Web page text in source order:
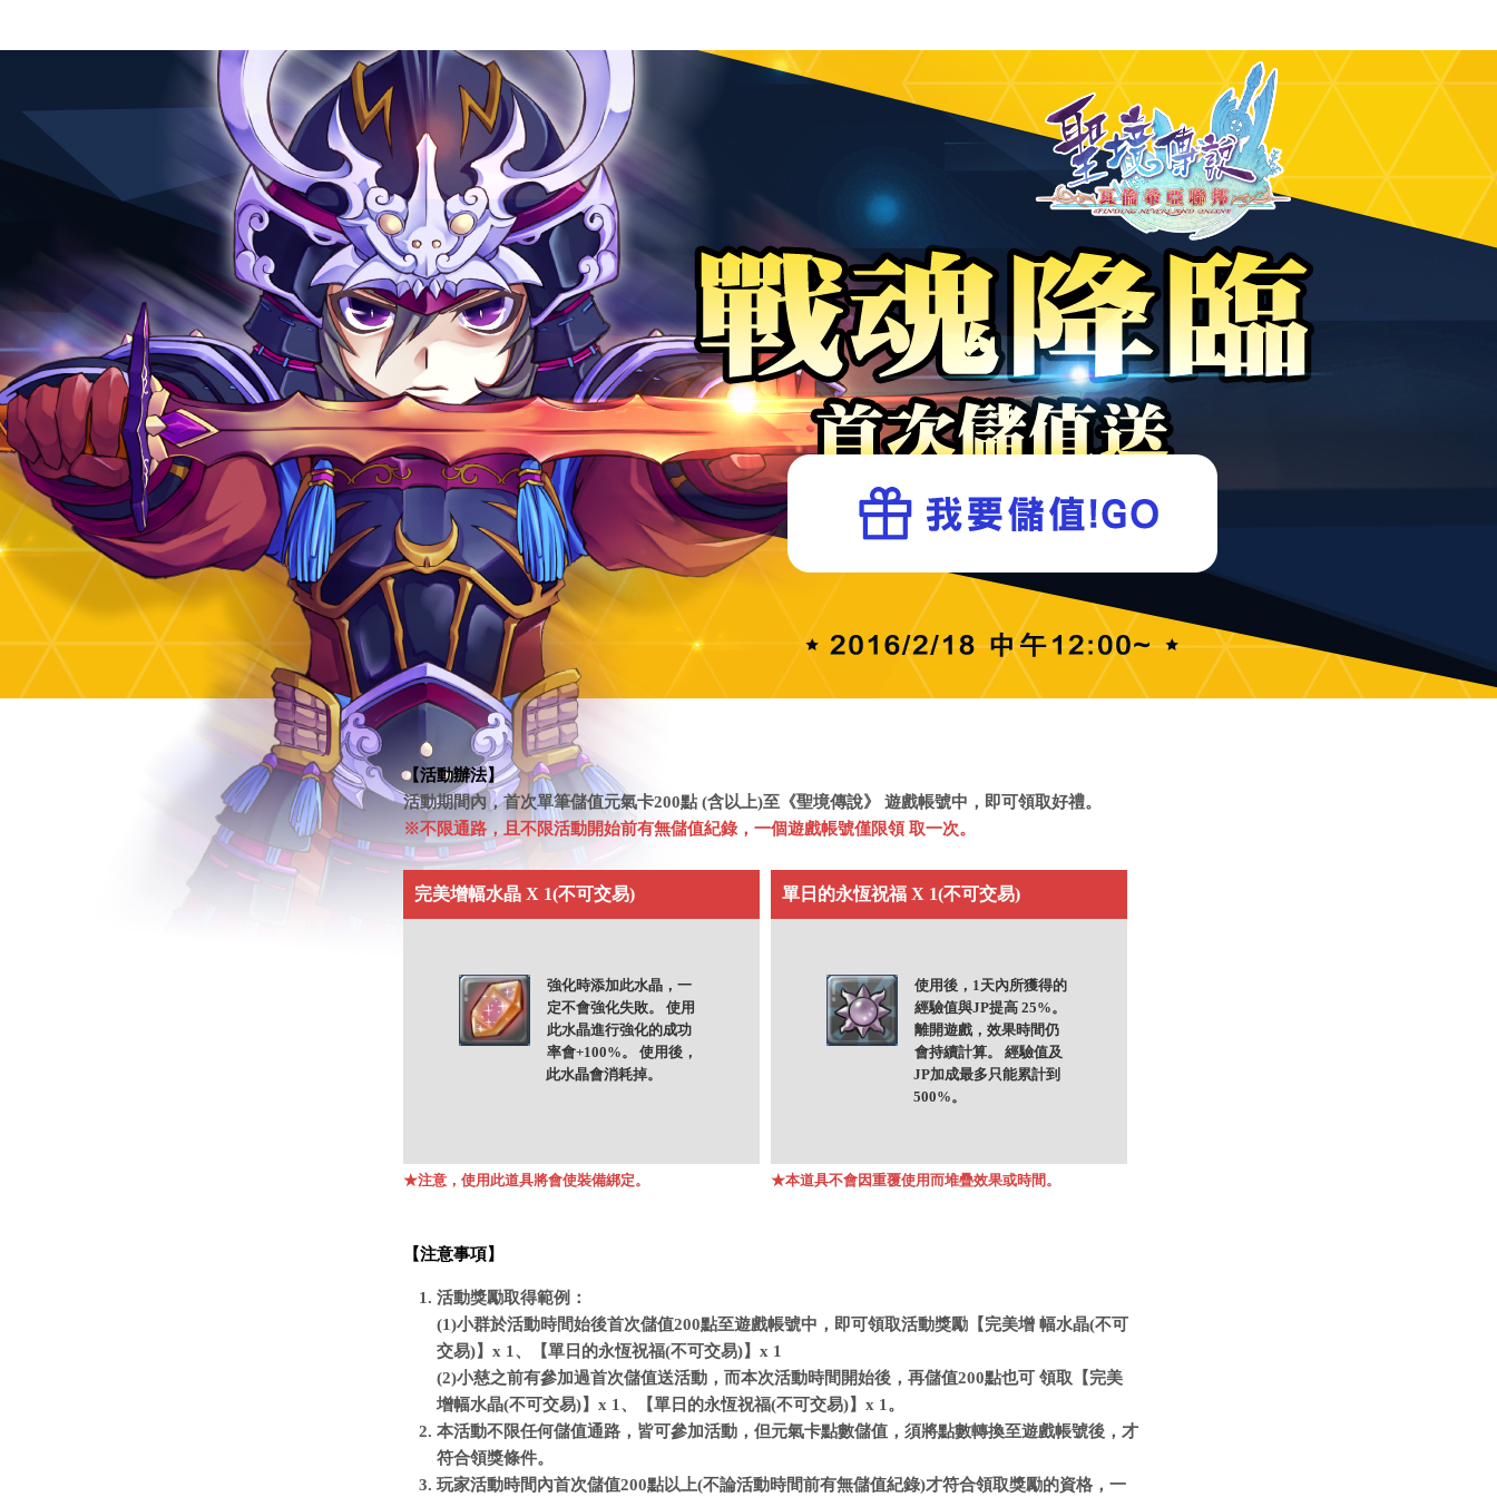
《聖境傳說》官方網站
完美增幅水晶 X 1(不可交易)
強化時添加此水晶，一
定不會強化失敗。 使用
此水晶進行強化的成功
率會+100%。 使用後，
此水晶會消耗掉。
★注意，使用此道具將會使裝備綁定。
單日的永恆祝福 X 1(不可交易)
使用後，1天內所獲得的
經驗值與JP提高 25%。
離開遊戲，效果時間仍
會持續計算。 經驗值及
JP加成最多只能累計到
500%。
★本道具不會因重覆使用而堆疊效果或時間。
【活動辦法】
活動期間內，首次單筆儲值元氣卡200點 (含以上)至《聖境傳說》 遊戲帳號中，即可領取好禮。
※不限通路，且不限活動開始前有無儲值紀錄，一個遊戲帳號僅限領 取一次。
【注意事項】
活動獎勵取得範例：
(1)小群於活動時間始後首次儲值200點至遊戲帳號中，即可領取活動獎勵【完美增 幅水晶(不可
交易)】x 1、【單日的永恆祝福(不可交易)】x 1
(2)小慈之前有參加過首次儲值送活動，而本次活動時間開始後，再儲值200點也可 領取【完美
增幅水晶(不可交易)】x 1、【單日的永恆祝福(不可交易)】x 1。
本活動不限任何儲值通路，皆可參加活動，但元氣卡點數儲值，須將點數轉換至遊戲帳號後，才
符合領獎條件。
玩家活動時間內首次儲值200點以上(不論活動時間前有無儲值紀錄)才符合領取獎勵的資格，一